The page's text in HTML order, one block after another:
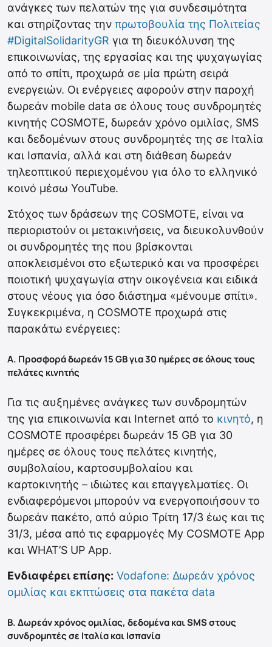
ανάγκες των πελατών της για συνδεσιμότητα
και στηρίζοντας την πρωτοβουλία της Πολιτείας
#DigitalSolidarityGR για τη διευκόλυνση της
επικοινωνίας, της εργασίας και της ψυχαγωγίας
από το σπίτι, προχωρά σε μία πρώτη σειρά
ενεργειών. Οι ενέργειες αφορούν στην παροχή
δωρεάν mobile data σε όλους τους συνδρομητές
κινητής COSMOTE, δωρεάν χρόνο ομιλίας, SMS
και δεδομένων στους συνδρομητές της σε Ιταλία
και Ισπανία, αλλά και στη διάθεση δωρεάν
τηλεοπτικού περιεχομένου για όλο το ελληνικό
κοινό μέσω YouTube.
Στόχος των δράσεων της COSMOTE, είναι να
περιοριστούν οι μετακινήσεις, να διευκολυνθούν
οι συνδρομητές της που βρίσκονται
αποκλεισμένοι στο εξωτερικό και να προσφέρει
ποιοτική ψυχαγωγία στην οικογένεια και ειδικά
στους νέους για όσο διάστημα «μένουμε σπίτι».
Συγκεκριμένα, η COSMOTE προχωρά στις
παρακάτω ενέργειες:
Α. Προσφορά δωρεάν 15 GB για 30 ημέρες σε όλους τους
πελάτες κινητής
Για τις αυξημένες ανάγκες των συνδρομητών
της για επικοινωνία και Internet από το κινητό, η
COSMOTE προσφέρει δωρεάν 15 GB για 30
ημέρες σε όλους τους πελάτες κινητής,
συμβολαίου, καρτοσυμβολαίου και
καρτοκινητής – ιδιώτες και επαγγελματίες. Οι
ενδιαφερόμενοι μπορούν να ενεργοποιήσουν το
δωρεάν πακέτο, από αύριο Τρίτη 17/3 έως και τις
31/3, μέσα από τις εφαρμογές My COSMOTE App
και WHAT’S UP App.
Ενδιαφέρει επίσης: Vodafone: Δωρεάν χρόνος
ομιλίας και εκπτώσεις στα πακέτα data
B. Δωρεάν χρόνος ομιλίας, δεδομένα και SMS στους
συνδρομητές σε Ιταλία και Ισπανία